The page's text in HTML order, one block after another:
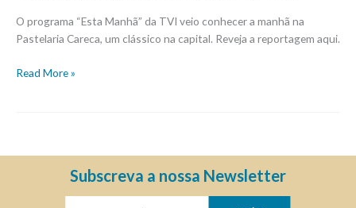
O programa “Esta Manhã” da TVI veio conhecer a manhã na
Pastelaria Careca, um clássico na capital. Reveja a reportagem aqui.
Read More »
Subscreva a nossa Newsletter